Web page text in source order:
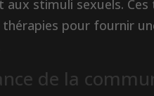
aux stimuli sexuels.
thérapies pour fournir
de la